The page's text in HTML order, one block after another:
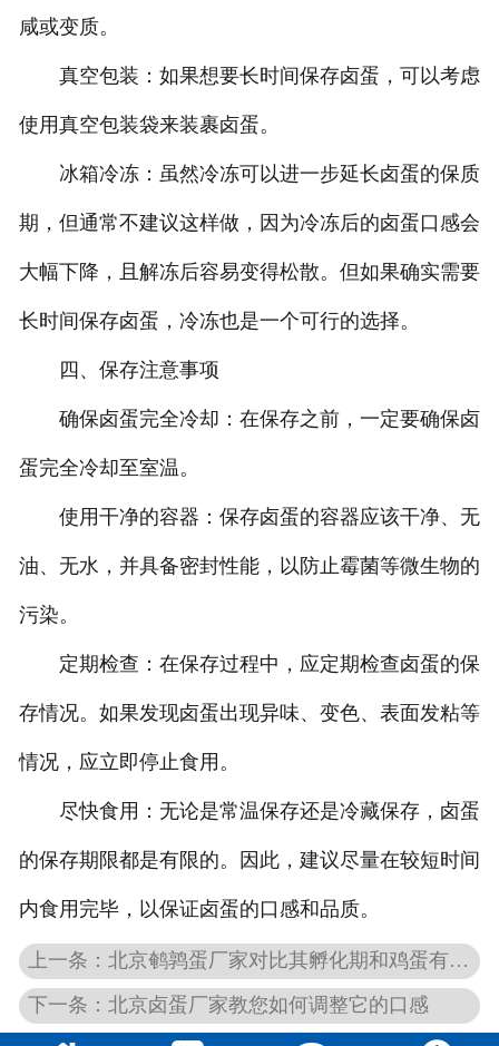
咸或变质。
真空包装：如果想要长时间保存卤蛋，可以考虑
使用真空包装袋来装裹卤蛋。
冰箱冷冻：虽然冷冻可以进一步延长卤蛋的保质
期，但通常不建议这样做，因为冷冻后的卤蛋口感会
大幅下降，且解冻后容易变得松散。但如果确实需要
长时间保存卤蛋，冷冻也是一个可行的选择。
四、保存注意事项
确保卤蛋完全冷却：在保存之前，一定要确保卤
蛋完全冷却至室温。
使用干净的容器：保存卤蛋的容器应该干净、无
油、无水，并具备密封性能，以防止霉菌等微生物的
污染。
定期检查：在保存过程中，应定期检查卤蛋的保
存情况。如果发现卤蛋出现异味、变色、表面发粘等
情况，应立即停止食用。
尽快食用：无论是常温保存还是冷藏保存，卤蛋
的保存期限都是有限的。因此，建议尽量在较短时间
内食用完毕，以保证卤蛋的口感和品质。
上一条：北京鹌鹑蛋厂家对比其孵化期和鸡蛋有何不同
下一条：北京卤蛋厂家教您如何调整它的口感